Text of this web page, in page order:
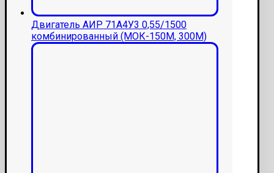
Двигатель АИР 71А4У3 0,55/1500
комбинированный (МОК-150М, 300М)